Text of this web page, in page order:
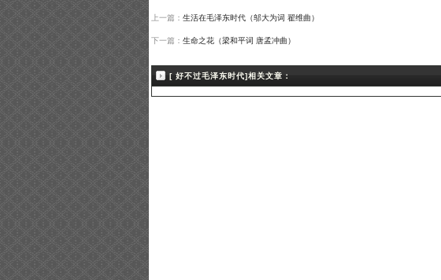
上一篇： 生活在毛泽东时代（邬大为词 翟维曲）
下一篇： 生命之花（梁和平词 唐孟冲曲）
[ 好不过毛泽东时代]相关文章：